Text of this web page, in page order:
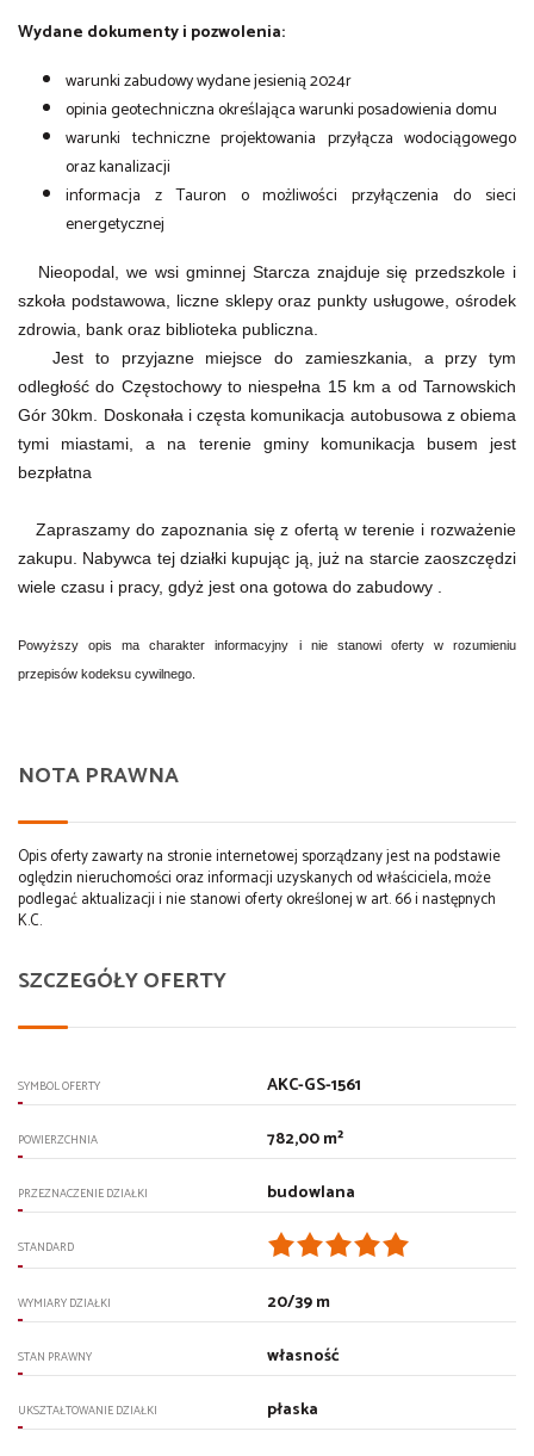
Wydane dokumenty i pozwolenia:
warunki zabudowy wydane jesienią 2024r
opinia geotechniczna określająca warunki posadowienia domu
warunki techniczne projektowania przyłącza wodociągowego
oraz kanalizacji
informacja z Tauron o możliwości przyłączenia do sieci
energetycznej
Nieopodal, we wsi gminnej Starcza znajduje się przedszkole i
szkoła podstawowa, liczne sklepy oraz punkty usługowe, ośrodek
zdrowia, bank oraz biblioteka publiczna.
Jest to przyjazne miejsce do zamieszkania, a przy tym
odległość do Częstochowy to niespełna 15 km a od Tarnowskich
Gór 30km. Doskonała i częsta komunikacja autobusowa z obiema
tymi miastami, a na terenie gminy komunikacja busem jest
bezpłatna
Zapraszamy do zapoznania się z ofertą w terenie i rozważenie
zakupu. Nabywca tej działki kupując ją, już na starcie zaoszczędzi
wiele czasu i pracy, gdyż jest ona gotowa do zabudowy .
Powyższy opis ma charakter informacyjny i nie stanowi oferty w rozumieniu
przepisów kodeksu cywilnego.
NOTA PRAWNA
Opis oferty zawarty na stronie internetowej sporządzany jest na podstawie
oględzin nieruchomości oraz informacji uzyskanych od właściciela, może
podlegać aktualizacji i nie stanowi oferty określonej w art. 66 i następnych
K.C.
SZCZEGÓŁY OFERTY
SYMBOL OFERTY AKC-GS-1561
POWIERZCHNIA 782,00 m²
PRZEZNACZENIE DZIAŁKI budowlana
STANDARD
WYMIARY DZIAŁKI 20/39 m
STAN PRAWNY własność
UKSZTAŁTOWANIE DZIAŁKI płaska